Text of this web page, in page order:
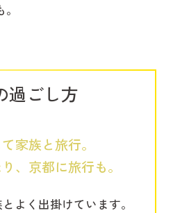
過ごし方
家族と旅行。
、京都に旅行も。
よく出掛けています。